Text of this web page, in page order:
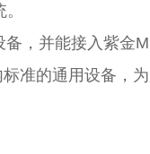
，并能接入紫金M
准的通用设备，为